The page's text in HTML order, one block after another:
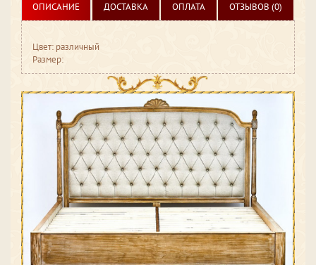
ОПИСАНИЕ ДОСТАВКА ОПЛАТА ОТЗЫВОВ (0)
Цвет: различный
Размер: